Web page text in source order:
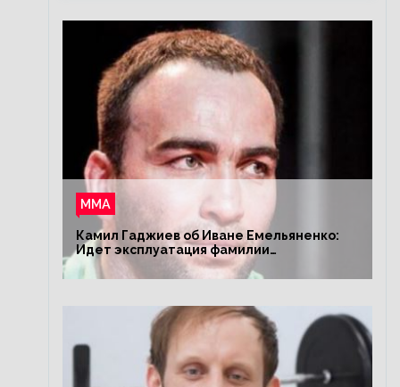
ММА
Камил Гаджиев об Иване Емельяненко:
Идет эксплуатация фамилии
Емельяненко